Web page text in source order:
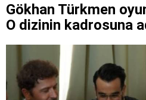
Gökhan Türkmen
O dizinin kadrosuna